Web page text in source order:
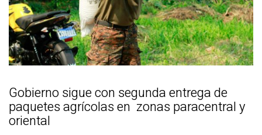
Gobierno sigue con segunda entrega de
paquetes agrícolas en zonas paracentral y
oriental